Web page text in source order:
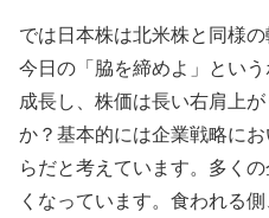
では日本株は北米株と同様
今日の「脇を締めよ」とい
成長し、株価は長い右肩上
か？基本的には企業戦略に
らだと考えています。多く
くなっています。食われる